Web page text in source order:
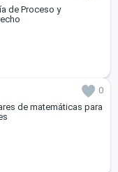
de Proceso y
0
de matemáticas para